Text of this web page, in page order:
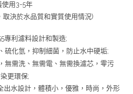
使用3-5年
取決於水品質和實質使用情況)
專利濾料設計和製造;
硫化氫，抑制細菌，防止水中硬垢;
無需洗、無需電、無需換濾芯，零污
更環保;
出水設計，體積小，優雅，時尚，外形